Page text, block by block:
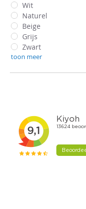
Wit
Naturel
Beige
Grijs
Zwart
toon meer